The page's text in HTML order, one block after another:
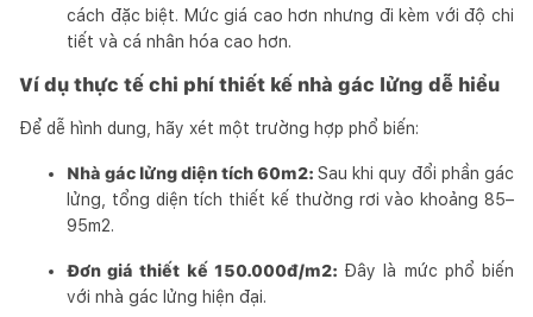
cách đặc biệt. Mức giá cao hơn nhưng đi kèm với độ chi
tiết và cá nhân hóa cao hơn.
Ví dụ thực tế chi phí thiết kế nhà gác lửng dễ hiểu
Để dễ hình dung, hãy xét một trường hợp phổ biến:
Nhà gác lửng diện tích 60m2: Sau khi quy đổi phần gác
lửng, tổng diện tích thiết kế thường rơi vào khoảng 85–
95m2.
Đơn giá thiết kế 150.000đ/m2: Đây là mức phổ biến
với nhà gác lửng hiện đại.